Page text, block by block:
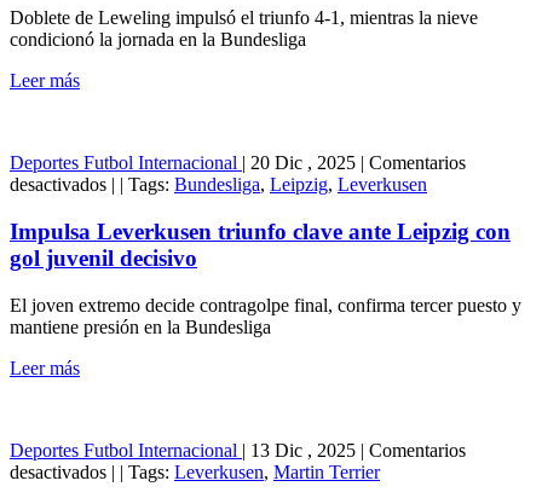
la
nieve
Doblete de Leweling impulsó el triunfo 4-1, mientras la nieve
condicionó la jornada en la Bundesliga
Leer más
Deportes Futbol Internacional | 20 Dic , 2025 | Comentarios
desactivadosen
Leverkusen
triunfo
clave
Leipzig
con
| | Tags: Bundesliga, Leipzig, Leverkusen
Impulsa Leverkusen triunfo clave ante Leipzig con
gol juvenil decisivo
El joven extremo decide contragolpe final, confirma tercer puesto y
mantiene presión en la Bundesliga
Leer más
Deportes Futbol Internacional | 13 Dic , 2025 | Comentarios
desactivadosen
| | Tags: Leverkusen, Martin Terrier